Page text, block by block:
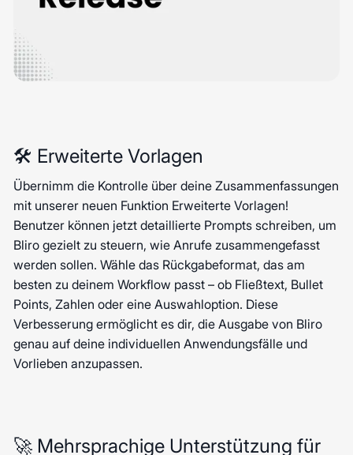
🛠️ Erweiterte Vorlagen
Übernimm die Kontrolle über deine Zusammenfassungen
mit unserer neuen Funktion Erweiterte Vorlagen!
Benutzer können jetzt detaillierte Prompts schreiben, um
Bliro gezielt zu steuern, wie Anrufe zusammengefasst
werden sollen. Wähle das Rückgabeformat, das am
besten zu deinem Workflow passt – ob Fließtext, Bullet
Points, Zahlen oder eine Auswahloption. Diese
Verbesserung ermöglicht es dir, die Ausgabe von Bliro
genau auf deine individuellen Anwendungsfälle und
Vorlieben anzupassen.
🚀 Mehrsprachige Unterstützung für